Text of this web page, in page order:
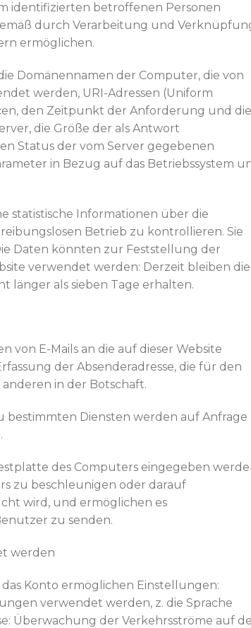
identifizierten betroffenen Personen
durch Verarbeitung und
ermöglichen.
Domänennamen der Computer, die von
werden, URI-Adressen (Uniform
den Zeitpunkt der Anforderung und die
die Größe der als Antwort
Status der vom Server gegebenen
in Bezug auf das Betriebssystem
statistische Informationen über die
Betrieb zu kontrollieren. Sie
Daten könnten zur Feststellung der
verwendet werden: Derzeit bleiben die
länger als sieben Tage erhalten.
von E-Mails an die auf dieser Website
der Absenderadresse, die für den
in der Botschaft.
bestimmten Diensten werden auf Anfrage
des Computers eingegeben
zu beschleunigen oder darauf
wird, und ermöglichen es
zu senden.
werden
Konto ermöglichen Einstellungen:
verwendet werden, z. die Sprache
Überwachung der Verkehrsströme auf